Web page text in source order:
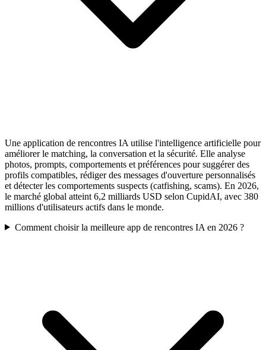
Une application de rencontres IA utilise l'intelligence artificielle pour
améliorer le matching, la conversation et la sécurité. Elle analyse
photos, prompts, comportements et préférences pour suggérer des
profils compatibles, rédiger des messages d'ouverture personnalisés
et détecter les comportements suspects (catfishing, scams). En 2026,
le marché global atteint 6,2 milliards USD selon CupidAI, avec 380
millions d'utilisateurs actifs dans le monde.
Comment choisir la meilleure app de rencontres IA en 2026 ?